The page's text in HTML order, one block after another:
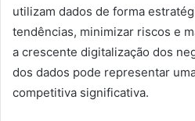
utilizam dados de forma
tendências, minimizar riscos e
a crescente digitalização dos
dos dados pode representar
competitiva significativa.